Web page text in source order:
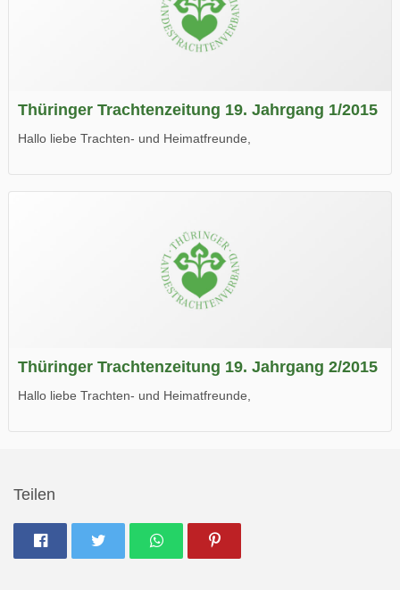
Thüringer Trachtenzeitung 19. Jahrgang 1/2015
Hallo liebe Trachten- und Heimatfreunde,
Wir wünschen Euch viel Spaß beim Lesen.
Thüringer Trachtenzeitung 19. Jahrgang 2/2015
Hallo liebe Trachten- und Heimatfreunde,
Teilen